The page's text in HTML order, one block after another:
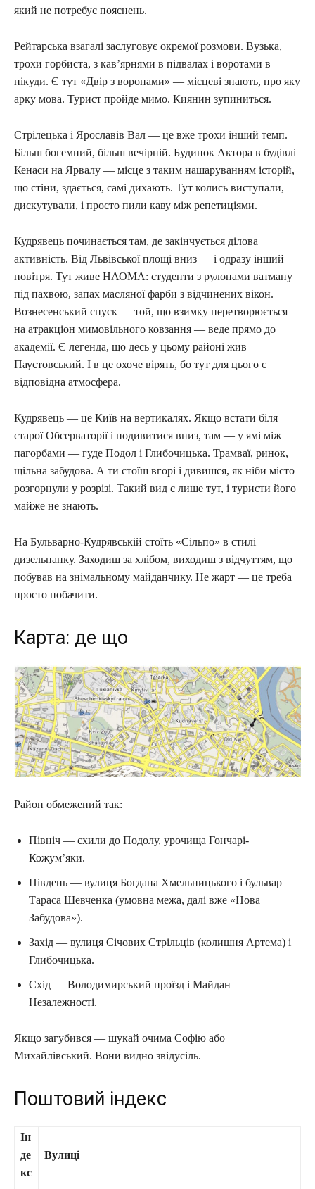
який не потребує пояснень.
Рейтарська взагалі заслуговує окремої розмови. Вузька,
трохи горбиста, з кав’ярнями в підвалах і воротами в
нікуди. Є тут «Двір з воронами» — місцеві знають, про яку
арку мова. Турист пройде мимо. Киянин зупиниться.
Стрілецька і Ярославів Вал — це вже трохи інший темп.
Більш богемний, більш вечірній. Будинок Актора в будівлі
Кенаси на Ярвалу — місце з таким нашаруванням історій,
що стіни, здається, самі дихають. Тут колись виступали,
дискутували, і просто пили каву між репетиціями.
Кудрявець починається там, де закінчується ділова
активність. Від Львівської площі вниз — і одразу інший
повітря. Тут живе НАОМА: студенти з рулонами ватману
під пахвою, запах масляної фарби з відчинених вікон.
Вознесенський спуск — той, що взимку перетворюється
на атракціон мимовільного ковзання — веде прямо до
академії. Є легенда, що десь у цьому районі жив
Паустовський. І в це охоче вірять, бо тут для цього є
відповідна атмосфера.
Кудрявець — це Київ на вертикалях. Якщо встати біля
старої Обсерваторії і подивитися вниз, там — у ямі між
пагорбами — гуде Подол і Глибочицька. Трамваї, ринок,
щільна забудова. А ти стоїш вгорі і дивишся, як ніби місто
розгорнули у розрізі. Такий вид є лише тут, і туристи його
майже не знають.
На Бульварно-Кудрявській стоїть «Сільпо» в стилі
дизельпанку. Заходиш за хлібом, виходиш з відчуттям, що
побував на знімальному майданчику. Не жарт — це треба
просто побачити.
Карта: де що
Район обмежений так:
Північ — схили до Подолу, урочища Гончарі-
Кожум’яки.
Південь — вулиця Богдана Хмельницького і бульвар
Тараса Шевченка (умовна межа, далі вже «Нова
Забудова»).
Захід — вулиця Січових Стрільців (колишня Артема) і
Глибочицька.
Схід — Володимирський проїзд і Майдан
Незалежності.
Якщо загубився — шукай очима Софію або
Михайлівський. Вони видно звідусіль.
Поштовий індекс
Ін
де
кс
Вулиці